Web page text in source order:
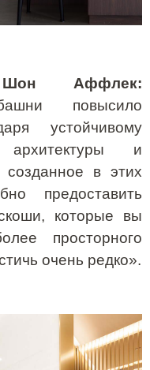
Шон Аффлек:
повысило
устойчивому
архитектуры и
созданное в этих
предоставить
которые вы
просторного
очень редко».